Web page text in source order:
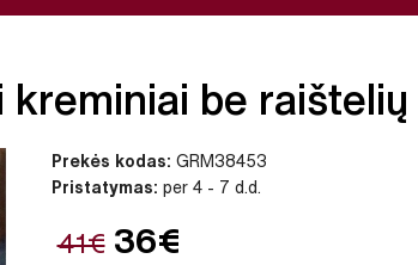
kreminiai be
Prekės kodas: GRM38453
Pristatymas: per 4 - 7 d.d.
41€ 36€